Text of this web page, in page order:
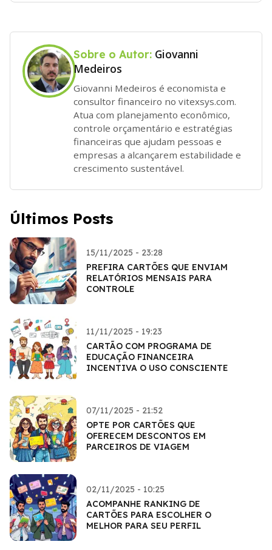
Sobre o Autor: Giovanni
Medeiros
Giovanni Medeiros é economista e
consultor financeiro no vitexsys.com.
Atua com planejamento econômico,
controle orçamentário e estratégias
financeiras que ajudam pessoas e
empresas a alcançarem estabilidade e
crescimento sustentável.
Últimos Posts
15/11/2025 - 23:28
PREFIRA CARTÕES QUE ENVIAM
RELATÓRIOS MENSAIS PARA
CONTROLE
11/11/2025 - 19:23
CARTÃO COM PROGRAMA DE
EDUCAÇÃO FINANCEIRA
INCENTIVA O USO CONSCIENTE
07/11/2025 - 21:52
OPTE POR CARTÕES QUE
OFERECEM DESCONTOS EM
PARCEIROS DE VIAGEM
02/11/2025 - 10:25
ACOMPANHE RANKING DE
CARTÕES PARA ESCOLHER O
MELHOR PARA SEU PERFIL